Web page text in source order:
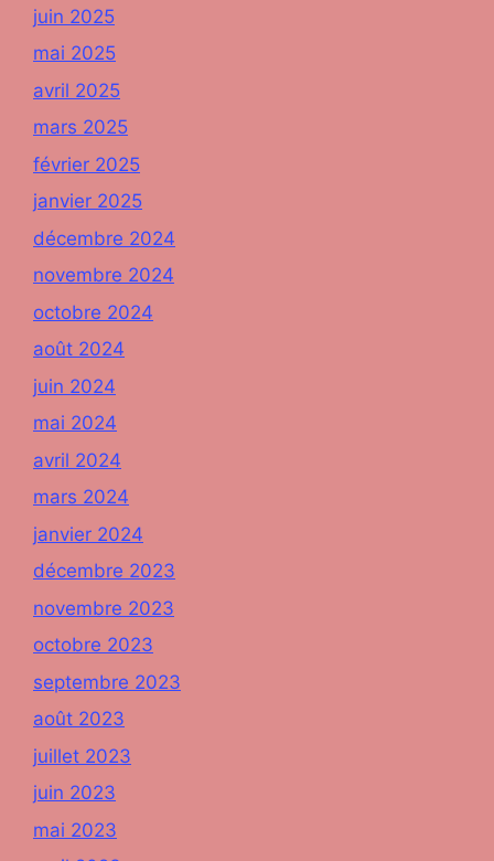
juin 2025
mai 2025
avril 2025
mars 2025
février 2025
janvier 2025
décembre 2024
novembre 2024
octobre 2024
août 2024
juin 2024
mai 2024
avril 2024
mars 2024
janvier 2024
décembre 2023
novembre 2023
octobre 2023
septembre 2023
août 2023
juillet 2023
juin 2023
mai 2023